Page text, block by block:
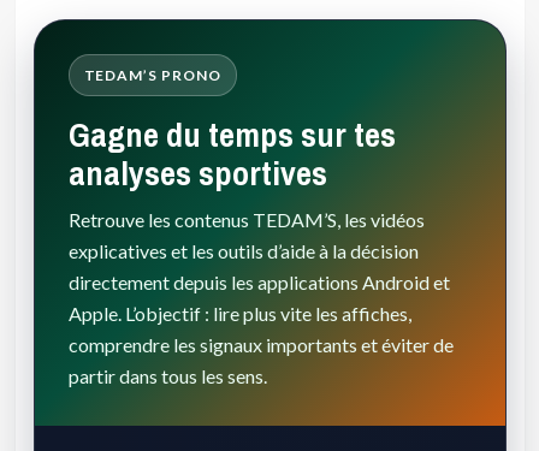
TEDAM’S PRONO
Gagne du temps sur tes
analyses sportives
Retrouve les contenus TEDAM’S, les vidéos
explicatives et les outils d’aide à la décision
directement depuis les applications Android et
Apple. L’objectif : lire plus vite les affiches,
comprendre les signaux importants et éviter de
partir dans tous les sens.